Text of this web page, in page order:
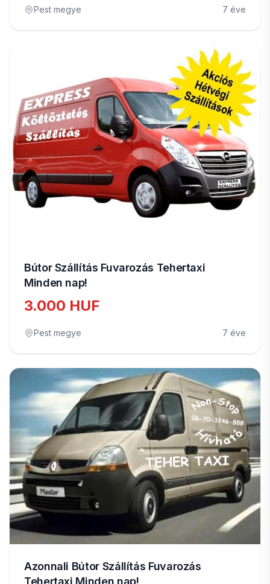
Pest megye 7 éve
Bútor Szállítás Fuvarozás Tehertaxi
Minden nap!
3.000 HUF
Pest megye 7 éve
Azonnali Bútor Szállítás Fuvarozás
Tehertaxi Minden nap!